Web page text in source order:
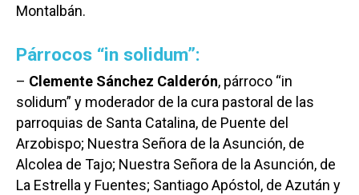
Montalbán.
Párrocos “in solidum”:
– Clemente Sánchez Calderón, párroco “in
solidum” y moderador de la cura pastoral de las
parroquias de Santa Catalina, de Puente del
Arzobispo; Nuestra Señora de la Asunción, de
Alcolea de Tajo; Nuestra Señora de la Asunción, de
La Estrella y Fuentes; Santiago Apóstol, de Azután y